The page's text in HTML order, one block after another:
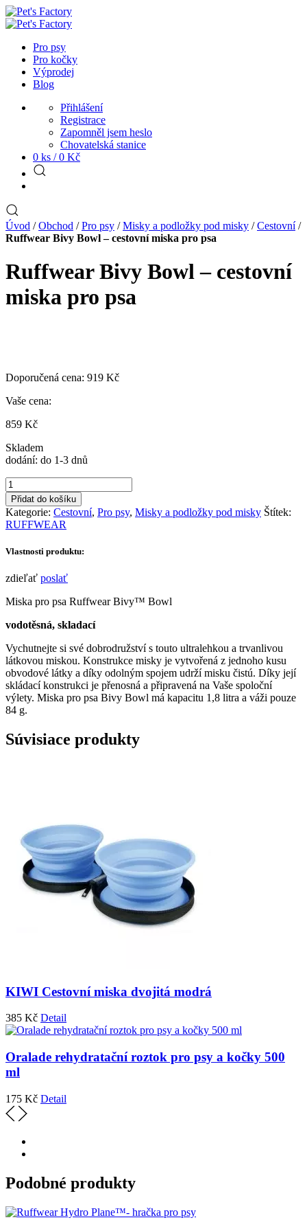
Pro psy
Pro kočky
Výprodej
Blog
Přihlášení
Registrace
Zapomněl jsem heslo
Chovatelská stanice
0 ks / 0 Kč
Úvod /Obchod /Pro psy /Misky a podložky pod misky /Cestovní/
Ruffwear Bivy Bowl – cestovní miska pro psa
Ruffwear Bivy Bowl – cestovní
miska pro psa
Doporučená cena: 919 Kč
Vaše cena:
859 Kč
Skladem
dodání: do 1-3 dnů
Ruffwear
Bivy
Bowl
-
cestovní
pro
množství
Přidat do košíku
Kategorie: Cestovní, Pro psy, Misky a podložky pod misky Štítek:
RUFFWEAR
Vlastnosti produktu:
zdieľať poslať
Miska pro psa Ruffwear Bivy™ Bowl
vodotěsná, skladací
Vychutnejte si své dobrodružství s touto ultralehkou a trvanlivou
látkovou miskou. Konstrukce misky je vytvořená z jednoho kusu
obvodové látky a díky odolným spojem udrží misku čistú. Díky její
skládací konstrukci je přenosná a připravená na Vaše spoloční
výlety. Miska pro psa Bivy Bowl má kapacitu 1,8 litra a váži pouze
84 g.
Súvisiace produkty
KIWI Cestovní miska dvojitá modrá
385 Kč Detail
Oralade rehydratační roztok pro psy a kočky 500
ml
175 Kč Detail
Podobné produkty